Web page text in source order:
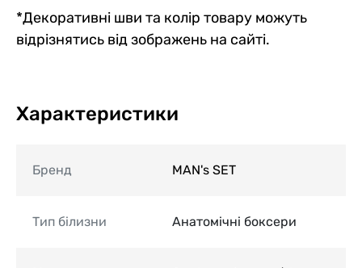
*Декоративні шви та колір товару можуть
відрізнятись від зображень на сайті.
Характеристики
Бренд MAN's SET
Тип білизни Анатомічні боксери